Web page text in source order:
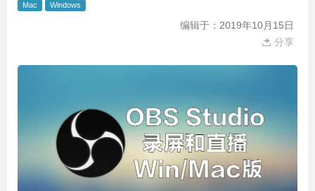
Mac Windows
编辑于：2019年10月15日
分享